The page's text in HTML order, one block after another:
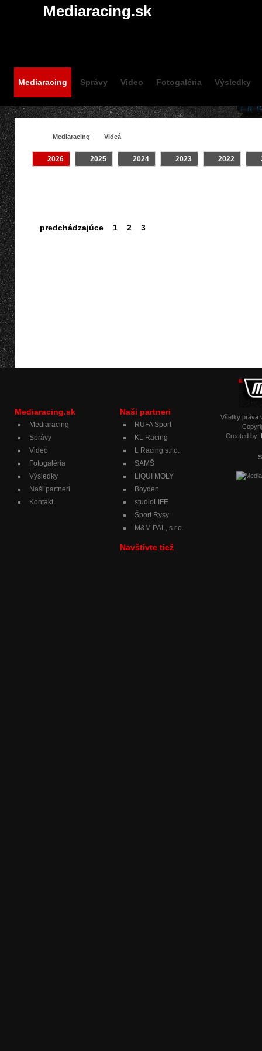
Mediaracing.sk
Mediaracing Správy Video Fotogaléria Výsledky
Mediaracing Videá
2026 2025 2024 2023 2022
predchádzajúce 1 2 3
Mediaracing.sk
Mediaracing
Správy
Video
Fotogaléria
Výsledky
Naši partneri
Kontakt
Všetky práva
Created by
Naši partneri
RUFA Sport
KL Racing
L Racing s.r.o.
SAMŠ
LIQUI MOLY
Boyden
studioLIFE
Šport Rysy
M&M PAL, s.r.o.
Navštívte tiež